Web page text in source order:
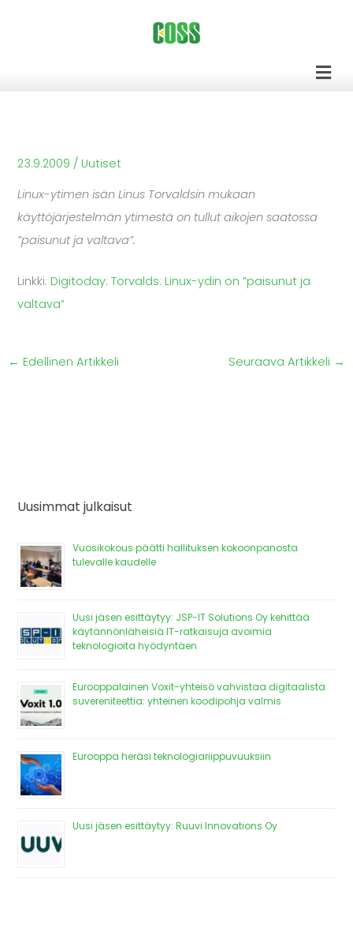
23.9.2009 / Uutiset
Linux-ytimen isän Linus Torvaldsin mukaan
käyttöjärjestelmän ytimestä on tullut aikojen saatossa
”paisunut ja valtava”.
Linkki: Digitoday: Torvalds: Linux-ydin on ”paisunut ja
valtava”
← Edellinen Artikkeli Seuraava Artikkeli →
Uusimmat julkaisut
Vuosikokous päätti hallituksen kokoonpanosta
tulevalle kaudelle
Uusi jäsen esittäytyy: JSP-IT Solutions Oy kehittää
käytännönläheisiä IT-ratkaisuja avoimia
teknologioita hyödyntäen
Eurooppalainen Voxit-yhteisö vahvistaa digitaalista
suvereniteettia: yhteinen koodipohja valmis
Eurooppa heräsi teknologiariippuvuuksiin
Uusi jäsen esittäytyy: Ruuvi Innovations Oy